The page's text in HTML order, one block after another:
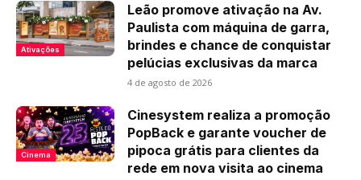
Ativações
Leão promove ativação na Av.
Paulista com máquina de garra,
brindes e chance de conquistar
pelúcias exclusivas da marca
4 de agosto de 2026
Cinema
Cinesystem realiza a promoção
PopBack e garante voucher de
pipoca grátis para clientes da
rede em nova visita ao cinema